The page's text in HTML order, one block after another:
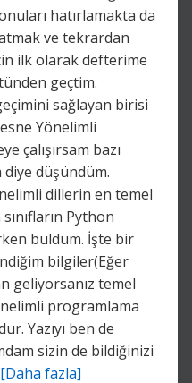
hatırlamakta da
atmak ve tekrardan
ilk olarak defterime
geçtim.
sağlayan birisi
Yönelimli
çalışırsam bazı
diye düşündüm.
dillerin en temel
Python
buldum. İşte bir
bilgiler(Eğer
geliyorsanız temel
programlama
Yazıyı ben de
sizin de bildiğinizi
[Daha fazla]